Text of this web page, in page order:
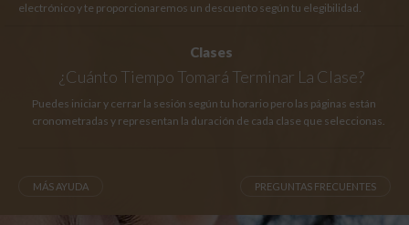
electrónico y te proporcionaremos un descuento según tu elegibilidad.
Clases
¿Cuánto Tiempo Tomará Terminar La Clase?
Puedes iniciar y cerrar la sesión según tu horario pero las páginas están
cronometradas y representan la duración de cada clase que seleccionas.
MÁS AYUDA PREGUNTAS FRECUENTES